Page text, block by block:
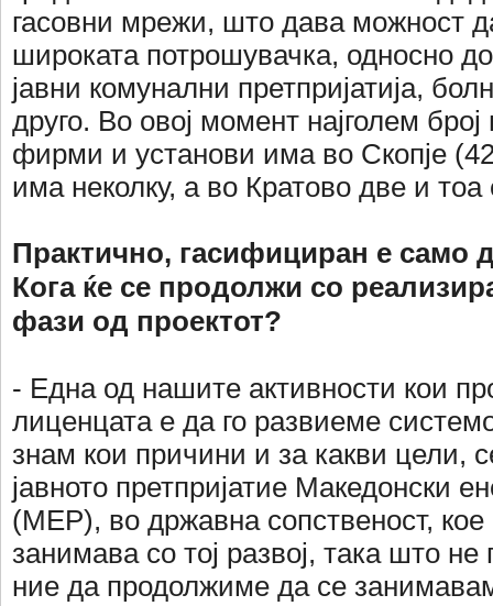
гасовни мрежи, што дава можност
широката потрошувачка, односно
јавни комунални претпријатија,
друго. Во овој момент најголем
фирми и установи има во Скопје
има неколку, а во Кратово две и тоа
Практично, гасифициран е само
Кога ќе се продолжи со
фази од проектот?
- Една од нашите активности кои
лиценцата е да го развиеме
знам кои причини и за какви цели,
јавното претпријатие Македонски
(МЕР), во државна сопственост, кое
занимава со тој развој, така што
ние да продолжиме да се